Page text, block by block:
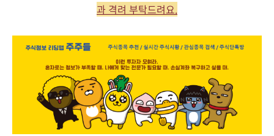
과 격려 부탁드려요.